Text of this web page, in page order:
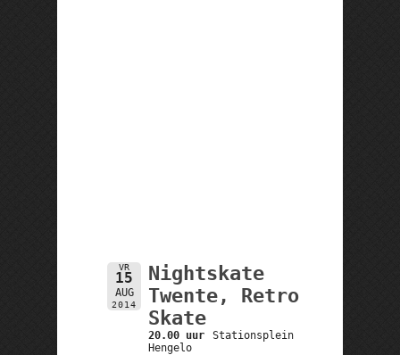
VR
15
AUG
2014
Nightskate
Twente, Retro
Skate
20.00 uur
Stationsplein
Hengelo